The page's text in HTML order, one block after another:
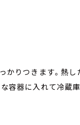
かりつきます。熱
容器に入れて冷蔵